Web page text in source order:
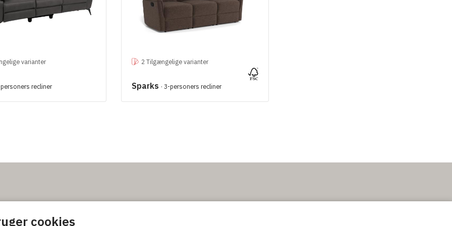
cookies
varianter
personers recliner
2 Tilgængelige varianter
Sparks · 3-personers recliner
og